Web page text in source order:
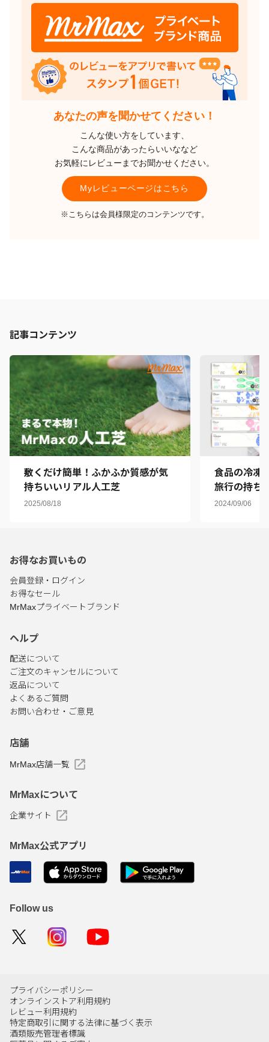
あなたの声を聞かせてください！
こんな使い方をしています、
こんな商品があったらいいななど
お気軽にレビューまでお聞かせください。
Myレビューページはこちら
※こちらは会員様限定のコンテンツです。
記事コンテンツ
敷くだけ簡単！ふかふか質感が気
持ちいいリアル人工芝
2025/08/18
食品の冷凍
旅行の持ち
ッグの活用
2024/09/06
お得なお買いもの
会員登録・ログイン
お得なセール
MrMaxプライベートブランド
ヘルプ
配送について
ご注文のキャンセルについて
返品について
よくあるご質問
お問い合わせ・ご意見
店舗
MrMax店舗一覧
MrMaxについて
企業サイト
MrMax公式アプリ
Follow us
プライバシーポリシー
オンラインストア利用規約
レビュー利用規約
特定商取引に関する法律に基づく表示
酒類販売管理者標識